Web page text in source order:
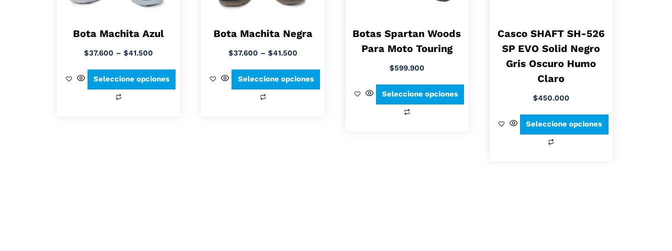
Bota Machita Azul
$37.600 – $41.500
Seleccione opciones
Bota Machita Negra
$37.600 – $41.500
Seleccione opciones
Botas Spartan Woods
Para Moto Touring
$599.900
Seleccione opciones
Casco SHAFT SH-526
SP EVO Solid Negro
Gris Oscuro Humo
Claro
$450.000
Seleccione opciones